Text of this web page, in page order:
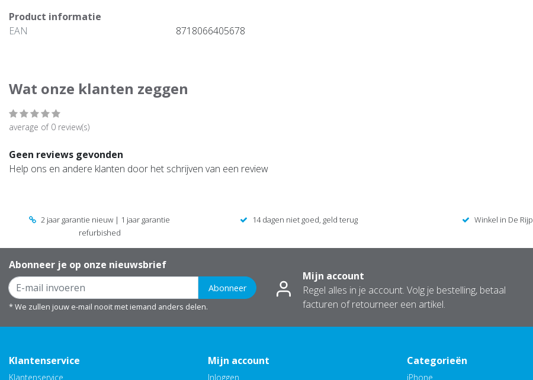
Product informatie
EAN
8718066405678
Wat onze klanten zeggen
average of 0 review(s)
Geen reviews gevonden
Help ons en andere klanten door het schrijven van een review
2 jaar garantie nieuw | 1 jaar garantie
refurbished
14 dagen niet goed, geld terug Winkel in De Rijp
Abonneer je op onze nieuwsbrief
Abonneer
* We zullen jouw e-mail nooit met iemand anders delen.
Mijn account
Regel alles in je account. Volg je bestelling, betaal
facturen of retourneer een artikel.
Klantenservice
Klantenservice
Mijn account
Inloggen
Categorieën
iPhone